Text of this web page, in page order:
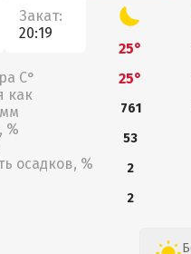
Закат:
20:19
С°
как
%
осадков, %
25°
25°
761
53
2
2